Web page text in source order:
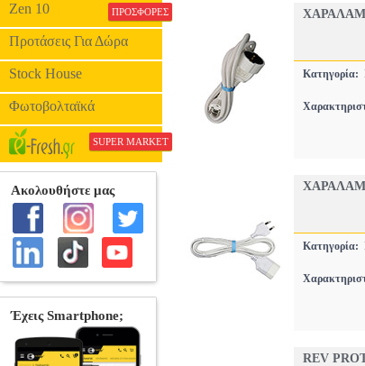
Zen 10 ΠΡΟΣΦΟΡΕΣ
Προτάσεις Για Δώρα
Stock House
Φωτοβολταϊκά
SUPER MARKET
Κατηγορία:
Κατηγορία:
REV